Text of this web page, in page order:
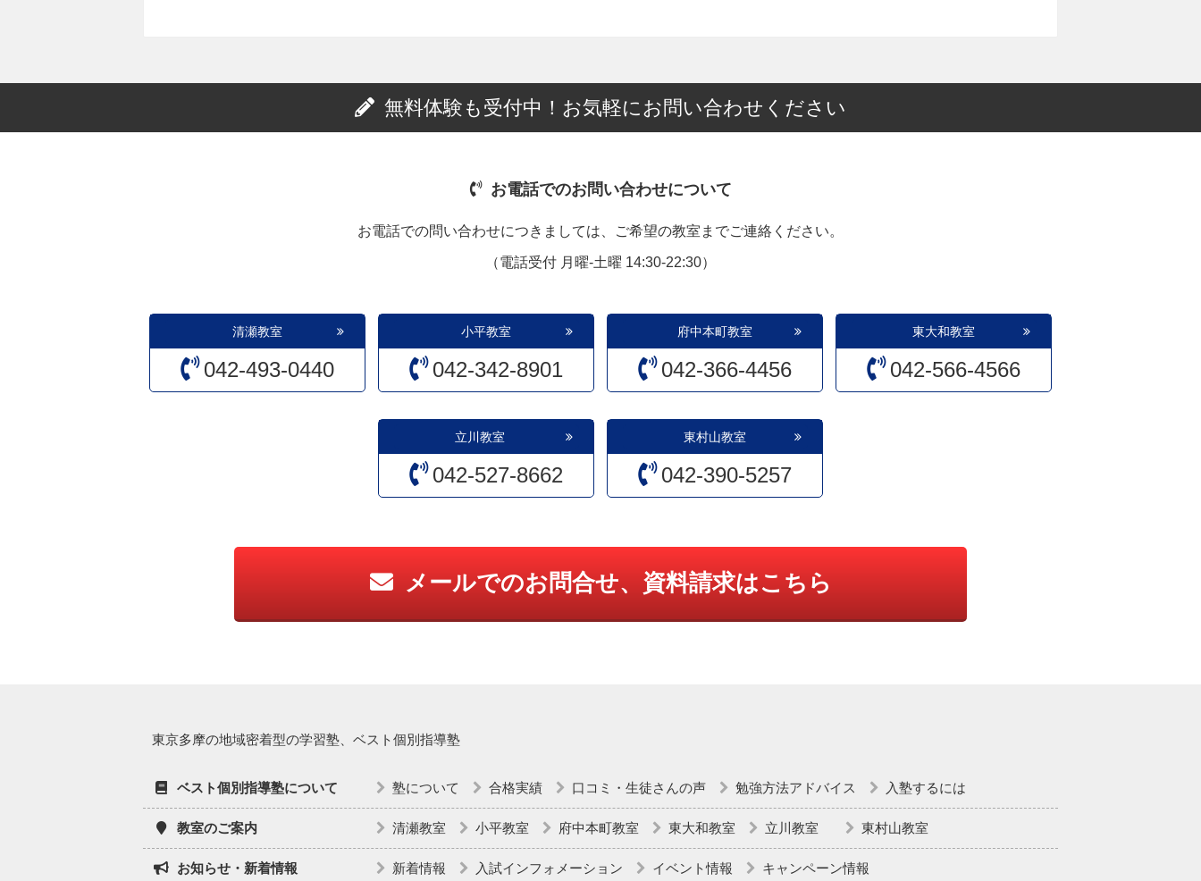
無料体験も受付中！お気軽にお問い合わせください
お電話でのお問い合わせについて
お電話での問い合わせにつきましては、ご希望の教室までご連絡ください。
（電話受付 月曜-土曜 14:30-22:30）
清瀬教室
042-493-0440
小平教室
042-342-8901
府中本町教室
042-366-4456
東大和教室
042-566-4566
立川教室
042-527-8662
東村山教室
042-390-5257
メールでのお問合せ、資料請求はこちら
東京多摩の地域密着型の学習塾、ベスト個別指導塾
ベスト個別指導塾について 塾について 合格実績 口コミ・生徒さんの声 勉強方法アドバイス 入塾するには
教室のご案内 清瀬教室 小平教室 府中本町教室 東大和教室 立川教室 東村山教室
お知らせ・新着情報 新着情報 入試インフォメーション イベント情報 キャンペーン情報